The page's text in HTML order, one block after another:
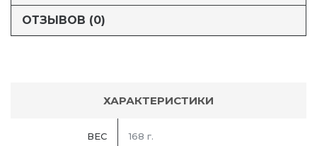
ОТЗЫВОВ (0)
ХАРАКТЕРИСТИКИ
ВЕС 168 г.